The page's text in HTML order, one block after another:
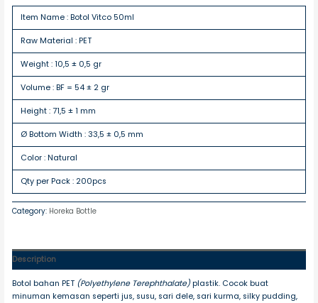
Item Name : Botol Vitco 50ml
Raw Material : PET
Weight : 10,5 ± 0,5 gr
Volume : BF = 54 ± 2 gr
Height : 71,5 ± 1 mm
Ø Bottom Width : 33,5 ± 0,5 mm
Color : Natural
Qty per Pack : 200pcs
Category: Horeka Bottle
Description
Botol bahan PET (Polyethylene Terephthalate)plastik. Cocok buat
minuman kemasan seperti jus, susu, sari dele, sari kurma, silky pudding,